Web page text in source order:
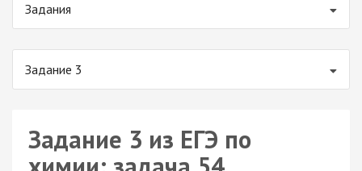
Задания
Задание 3
Задание 3 из ЕГЭ по